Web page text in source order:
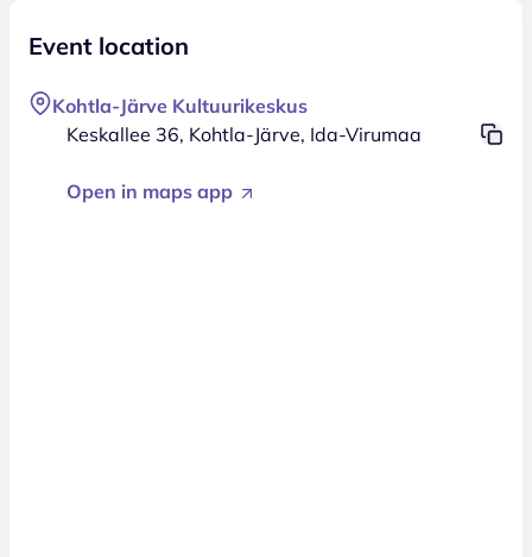
Event location
Kohtla-Järve Kultuurikeskus
Keskallee 36, Kohtla-Järve, Ida-Virumaa
Open in maps app